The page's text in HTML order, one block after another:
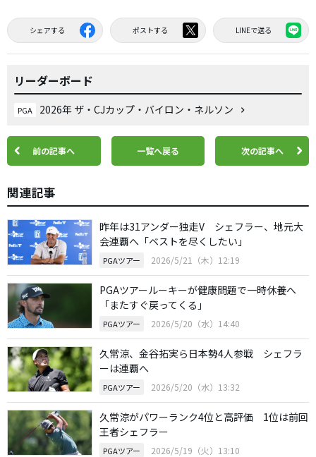
シェアする ポストする LINEで送る
リーダーボード
PGA 2026年 ザ・CJカップ・バイロン・ネルソン
前の記事へ 一覧へ戻る 次の記事へ
関連記事
昨年は31アンダー独走V シェフラー、地元大
会連覇へ「ベストを尽くしたい」
PGAツアー 2026/5/21（木）12:19
PGAツアールーキーが健康問題で一時休養へ
「またすぐ戻ってくる」
PGAツアー 2026/5/20（水）14:40
久常涼、金谷拓実ら日本勢4人参戦 シェフラ
ーは連覇へ
PGAツアー 2026/5/20（水）13:32
久常涼がパワーランク4位と高評価 1位は前回
王者シェフラー
PGAツアー 2026/5/19（火）13:10